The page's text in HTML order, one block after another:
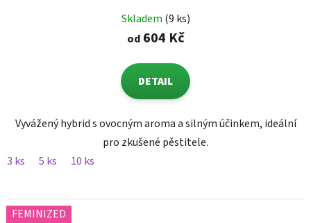
Skladem (9 ks)
od604 Kč
DETAIL
Vyvážený hybrid s ovocným aroma a silným účinkem, ideální
pro zkušené pěstitele.
3 ks
5 ks 10 ks
FEMINIZED